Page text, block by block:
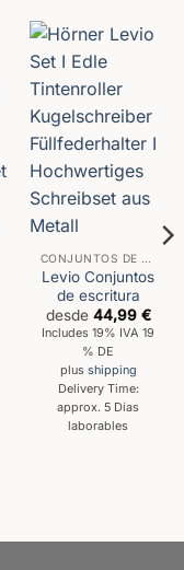
CONJUNTOS DE ESCRITURA
Levio Conjuntos
de escritura
desde 44,99 €
Includes 19% IVA 19
% DE
plus shipping
Delivery Time:
approx. 5 Días
laborables